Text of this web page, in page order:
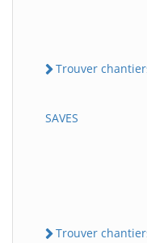
Trouver
SAVES
Trouver